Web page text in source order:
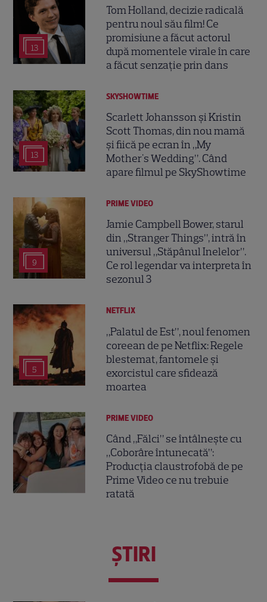
13
Tom Holland, decizie radicală
pentru noul său film! Ce
promisiune a făcut actorul
după momentele virale în care
a făcut senzație prin dans
13
SKYSHOWTIME
Scarlett Johansson și Kristin
Scott Thomas, din nou mamă
și fiică pe ecran în „My
Mother's Wedding”. Când
apare filmul pe SkyShowtime
9
PRIME VIDEO
Jamie Campbell Bower, starul
din „Stranger Things”, intră în
universul „Stăpânul Inelelor”.
Ce rol legendar va interpreta în
sezonul 3
5
NETFLIX
„Palatul de Est”, noul fenomen
coreean de pe Netflix: Regele
blestemat, fantomele și
exorcistul care sfidează
moartea
PRIME VIDEO
Când „Fălci” se întâlnește cu
„Coborâre întunecată”:
Producția claustrofobă de pe
Prime Video ce nu trebuie
ratată
ŞTIRI